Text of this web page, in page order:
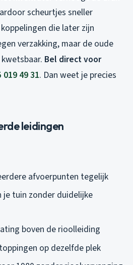
scheurtjes sneller
die later zijn
verzakking, maar de oude
Bel direct voor
019 49 31. Dan weet je precies
leidingen
afvoerpunten tegelijk
je tuin zonder duidelijke
boven de rioolleiding
op dezelfde plek